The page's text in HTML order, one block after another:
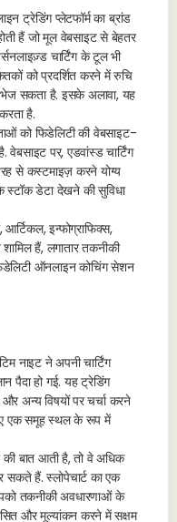
ट्रेडिंग प्लेटफॉर्म का ब्रांड
हैं जो मूल वेबसाइट से बेहतर
चार्टिंग के टूल भी
को प्रदर्शित करने में रुचि
सकता है. इसके अलावा, यह
है.
को फिडेलिटी की वेबसाइट-
वेबसाइट पर, एडवांस्ड चार्टिंग
से कस्टमाइज़ करने योग्य
डेटा देखने की सुविधा
इन्फोग्राफिक्स,
हैं, लगातार तकनीकी
ऑनलाइन कोचिंग सेशन
नाइट ने अपनी चार्टिंग
पैदा हो गई. यह ट्रेडिंग
अन्य विषयों पर चर्चा करने
एक समूह स्थल के रूप में
की बात आती है, तो वे अधिक
सकते हैं. स्लोपेचार्ट का एक
तकनीकी अवधारणाओं के
और मूल्यांकन करने में सक्षम